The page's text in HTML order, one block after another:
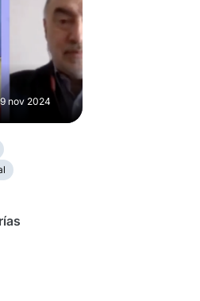
nov 2024